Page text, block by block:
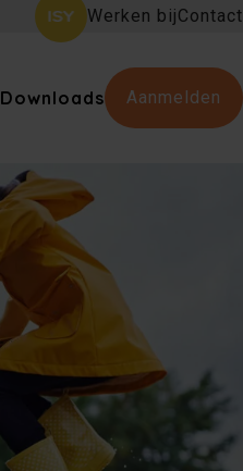
Werken bijContact
Downloads Aanmelden